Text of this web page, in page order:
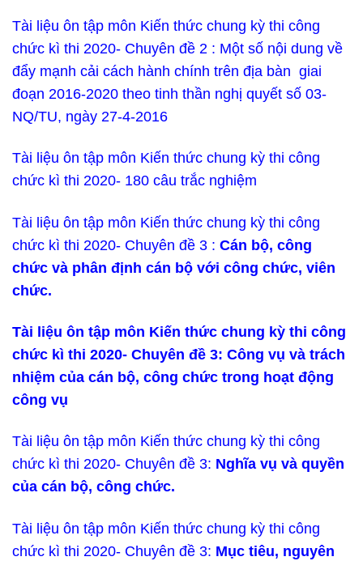
Tài liệu ôn tập môn Kiến thức chung kỳ thi công
chức kì thi 2020- Chuyên đề 2 : Một số nội dung về
đẩy mạnh cải cách hành chính trên địa bàn giai
đoạn 2016-2020 theo tinh thần nghị quyết số 03-
NQ/TU, ngày 27-4-2016
Tài liệu ôn tập môn Kiến thức chung kỳ thi công
chức kì thi 2020- 180 câu trắc nghiệm
Tài liệu ôn tập môn Kiến thức chung kỳ thi công
chức kì thi 2020- Chuyên đề 3 : Cán bộ, công
chức và phân định cán bộ với công chức, viên
chức.
Tài liệu ôn tập môn Kiến thức chung kỳ thi công
chức kì thi 2020- Chuyên đề 3: Công vụ và trách
nhiệm của cán bộ, công chức trong hoạt động
công vụ
Tài liệu ôn tập môn Kiến thức chung kỳ thi công
chức kì thi 2020- Chuyên đề 3: Nghĩa vụ và quyền
của cán bộ, công chức.
Tài liệu ôn tập môn Kiến thức chung kỳ thi công
chức kì thi 2020- Chuyên đề 3: Mục tiêu, nguyên